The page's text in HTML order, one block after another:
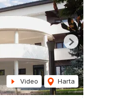
Video Harta
Next